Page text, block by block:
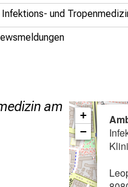
und
am
+
−